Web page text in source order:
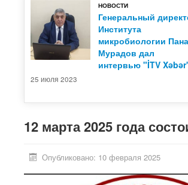
НОВОСТИ
Генеральный
Института
микробиологии
Мурадов дал
интервью "İTV
25 июля 2023
12 марта 2025 года
Опубликовано: 10 февраля 2025
15, №-1
АНАН, Cild -13,